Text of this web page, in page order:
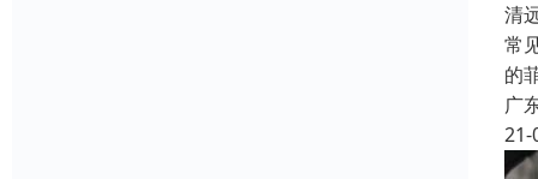
清
常
的
广
21-